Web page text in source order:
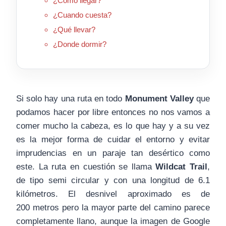
¿Cuando cuesta?
¿Qué llevar?
¿Donde dormir?
Si solo hay una ruta en todo Monument Valleyque
podamos hacer por libre entonces no nos vamos a
comer mucho la cabeza, es lo que hay y a su vez
es la mejor forma de cuidar el entorno y evitar
imprudencias en un paraje tan desértico como
este. La ruta en cuestión se llamaWildcat Trail,
de tipo semi circular y con una longitud de 6.1
kilómetros. El desnivel aproximado es de
200 metros pero la mayor parte del camino parece
completamente llano, aunque la imagen de Google